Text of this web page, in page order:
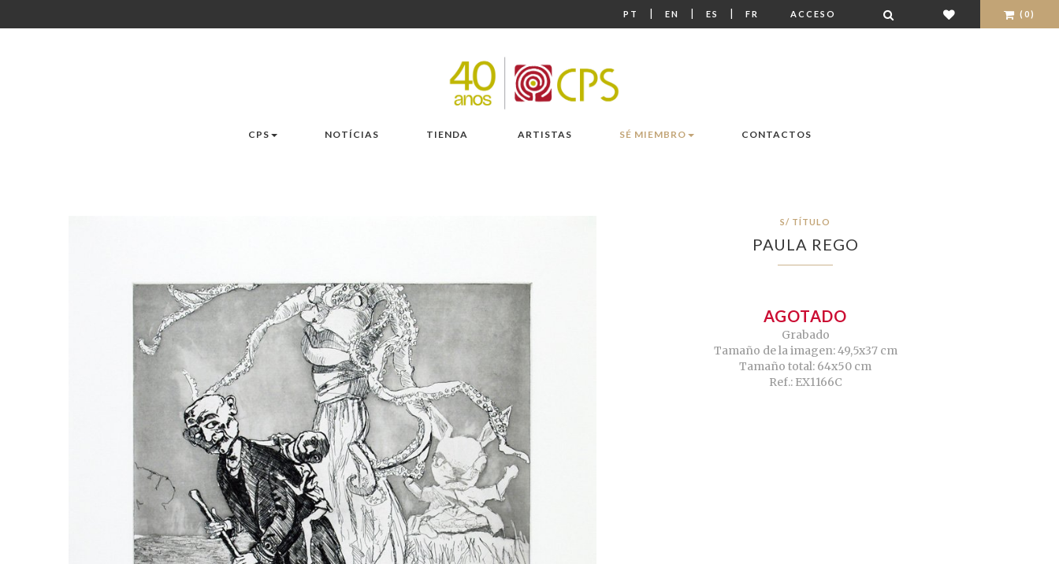
PT | EN | ES | FR ACCESO (0)
CPS NOTÍCIAS TIENDA ARTISTAS SÉ MIEMBRO CONTACTOS
S/ TÍTULO
PAULA REGO
AGOTADO
Grabado
Tamaño de la imagen: 49,5x37 cm
Tamaño total: 64x50 cm
Ref.: EX1166C